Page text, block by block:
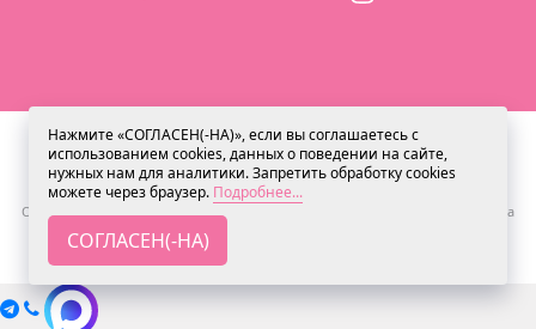
© 2013 Студия свадебного танца "Мы танцуем"
Мы используем cookies для сбора обезличенных персональных данных.
Они помогают настраивать рекламу и анализировать трафик. Оставаясь на
сайте, вы соглашаетесь на сбор таких данных.
Нажмите «СОГЛАСЕН(-НА)», если вы соглашаетесь с
использованием cookies, данных о поведении на сайте,
нужных нам для аналитики. Запретить обработку cookies
можете через браузер. Подробнее...
СОГЛАСЕН(-НА)